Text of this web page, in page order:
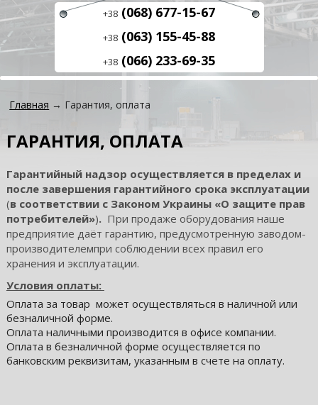
+38 (068) 677-15-67
+38 (063) 155-45-88
+38 (066) 233-69-35
Главная → Гарантия, оплата
ГАРАНТИЯ, ОПЛАТА
Гарантийный надзор осуществляется в пределах и
после завершения гарантийного срока эксплуатации
(в соответствии с Законом Украины «О защите прав
потребителей»). При продаже оборудования наше
предприятие даёт гарантию, предусмотренную заводом-
производителемпри соблюдении всех правил его
хранения и эксплуатации.
Условия оплаты:
Оплата за товар может осуществляться в наличной или
безналичной форме.
Оплата наличными производится в офисе компании.
Оплата в безналичной форме осуществляется по
банковским реквизитам, указанным в счете на оплату.